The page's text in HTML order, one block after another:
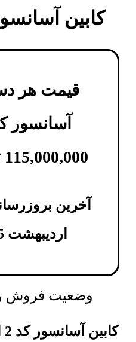
کابین آسانسور کد
قیمت هر
آسانسور کد 2
115,000,000
اردیبهشت 1405 است.
وضعیت فروش و
کابین آسانسور کد 2 استیل موجود است.